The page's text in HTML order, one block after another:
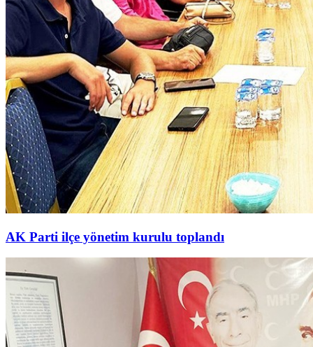
AK Parti ilçe yönetim kurulu toplandı